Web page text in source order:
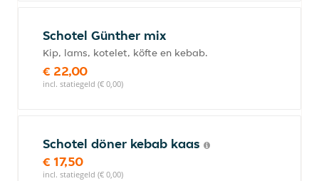
Schotel Günther mix
Kip, lams, kotelet, köfte en kebab.
€ 22,00
incl. statiegeld (€ 0,00)
Schotel döner kebab kaas
€ 17,50
incl. statiegeld (€ 0,00)